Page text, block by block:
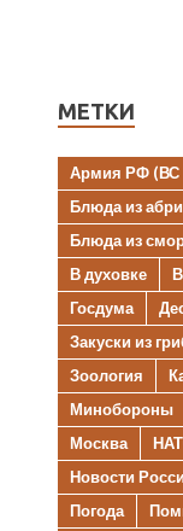
МЕТКИ
Армия РФ
Блюда из
Блюда из
В духовке
Госдума
Закуски из
Зоология
Минобороны
Москва
Новости
Погода